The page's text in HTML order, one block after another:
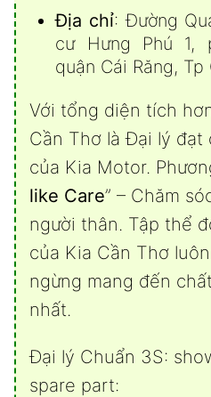
Địa chỉ: Đường
cư Hưng Phú 1,
quận Cái Răng, Tp
Với tổng diện tích
Cần Thơ là Đại lý đạt
của Kia Motor.
like Care” – Chăm
người thân. Tập thể
của Kia Cần Thơ
ngừng mang đến
nhất.
Đại lý Chuẩn 3S:
spare part: